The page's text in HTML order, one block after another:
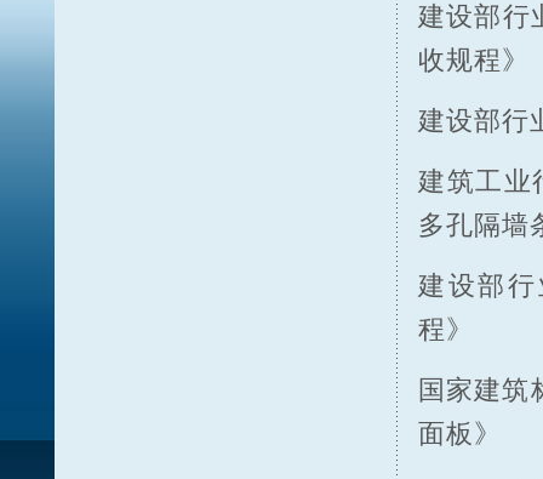
建设部行
收规程》
建设部行
建筑工业
多孔隔墙
建设部行
程》
国家建筑
面板》